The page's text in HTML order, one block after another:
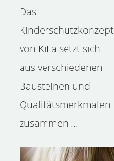
Das
Kinderschutzkonzept
von KiFa setzt sich
aus verschiedenen
Bausteinen und
Qualitätsmerkmalen
zusammen ...